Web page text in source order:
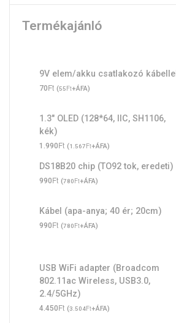
Termékajánló
9V elem/akku csatlakozó kábellel
70Ft (55Ft+ÁFA)
1.3" OLED (128*64, IIC, SH1106,
kék)
1.990Ft (1.567Ft+ÁFA)
DS18B20 chip (TO92 tok, eredeti)
990Ft (780Ft+ÁFA)
Kábel (apa-anya; 40 ér; 20cm)
990Ft (780Ft+ÁFA)
USB WiFi adapter (Broadcom
802.11ac Wireless, USB3.0,
2.4/5GHz)
4.450Ft (3.504Ft+ÁFA)